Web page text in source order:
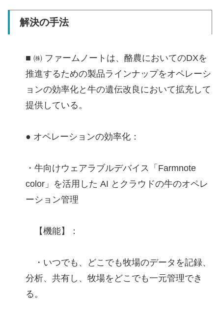
解決の手法
■ ㈱ ファームノートは、酪農においてのDXを
推進するための製品ラインナップをオペレーシ
ョンの効率化と牛の遺伝改良において拡充して
提供している。
● オペレーションの効率化：
・牛向けウェアラブルデバイス「Farmnote
color」を活用した AI とクラウドの牛のオペレ
ーション管理
【機能】：
・いつでも、どこでも牧場のデータを記録、
分析、共有し、牧場をどこでも一元管理でき
る。